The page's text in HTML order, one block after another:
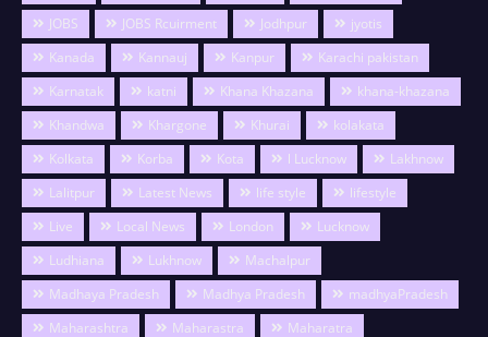
JOBS
JOBS Rcuirment Jodhpur
jyotis
Kanada
Kannauj Kanpur
Karachi pakistan
Karnatak
katni Khana Khazana
khana-khazana
Khandwa
Khargone Khurai
kolakata
Kolkata
Korba Kota l Lucknow
Lakhnow
Lalitpur
Latest News life style
lifestyle
Live
Local News London
Lucknow
Ludhiana
Lukhnow
Machalpur
Madhaya Pradesh
Madhya Pradesh
madhyaPradesh
Maharashtra
Maharastra
Maharatra